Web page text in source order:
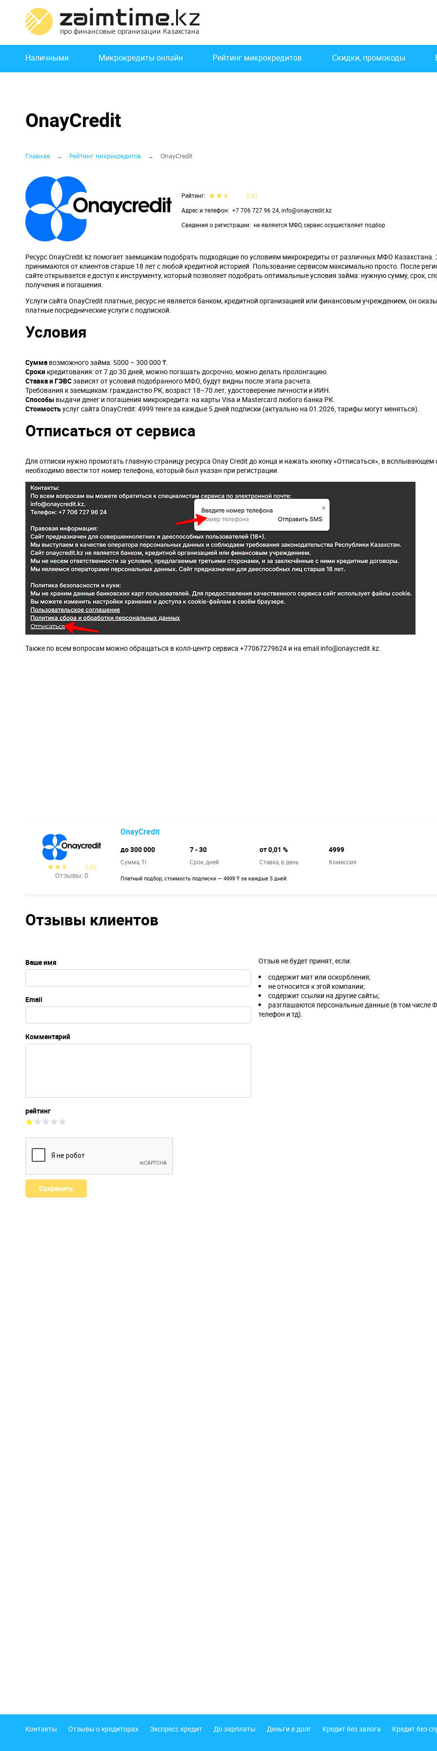
основному
содержанию
Основная
навигация
Наличными Микрокредиты онлайн Рейтинг микрокредитов Скидки, промокоды
OnayCredit
Строка
навигации
Главная Рейтинг микрокредитов OnayCredit
Рейтинг
2.42
Адрес и телефон
+7 706 727 96 24, info@onaycredit.kz
Сведения о регистрации
не является МФО, сервис осуществляет подбор
Ресурс OnayCredit.kz помогает заемщикам подобрать подходящие по условиям микрокредиты от различных МФО Казахстана.
принимаются от клиентов старше 18 лет с любой кредитной историей. Пользование сервисом максимально просто. После
сайте открывается е доступ к инструменту, который позволяет подобрать оптимальные условия займа: нужную сумму, срок,
получения и погашения.
Услуги сайта OnayCredit платные, ресурс не является банком, кредитной организацией или финансовым учреждением, он
платные посреднические услуги c подпиской.
Условия
Сумма возможного займа: 5000 – 300 000 ₸.
Сроки кредитования: от 7 до 30 дней, можно погашать досрочно, можно делать пролонгацию.
Ставка и ГЭВСзависят от условий подобранного МФО, будут видны после этапа расчета.
Требования к заемщикам: гражданство РК, возраст 18–70 лет, удостоверение личности и ИИН.
Способы выдачи денег и погашения микрокредита: на карты Visa и Mastercard любого банка РК.
Стоимостьуслуг сайта OnayCredit: 4999 тенге за каждые 5 дней подписки (актуально на 01.2026, тарифы могут меняться).
Отписаться от сервиса
Для отписки нужно промотать главную страницу ресурса Onay Credit до конца и нажать кнопку «Отписаться», в всплывающем
необходимо ввести тот номер телефона, который был указан при регистрации.
Также по всем вопросам можно обращаться в колл-центр сервиса +77067279624 и на email info@onaycredit.kz.
2.42
Отзывы: 0
OnayCredit
до 300 000
Сумма, Tr
7 - 30
Срок, дней
от 0,01 %
Ставка, в день
4999
Комиссия
Платный подбор, стоимость подписки — 4999 ₸ за каждые 5 дней.
Отзывы клиентов
Ваше имя
Email
Комментарий
рейтинг
Отзыв не будет принят, если:
содержит мат или оскорбления;
не относится к этой компании;
содержит ссылки на другие сайты;
разглашаются персональные данные (в том числе
телефон и тд).
Подвал
Контакты Отзывы о кредиторах Экспресс кредит До зарплаты Деньги в долг Кредит без залога Кредит без